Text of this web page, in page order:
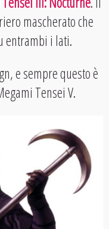
mascherato che
entrambi i lati.
e sempre questo è
Tensei V.